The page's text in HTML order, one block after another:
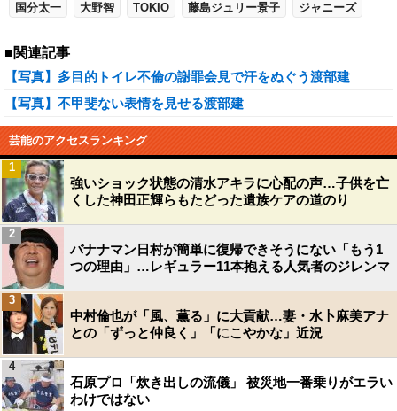
国分太一 大野智 TOKIO 藤島ジュリー景子 ジャニーズ
■関連記事
【写真】多目的トイレ不倫の謝罪会見で汗をぬぐう渡部建
【写真】不甲斐ない表情を見せる渡部建
芸能のアクセスランキング
強いショック状態の清水アキラに心配の声…子供を亡
くした神田正輝らもたどった遺族ケアの道のり
1
バナナマン日村が簡単に復帰できそうにない「もう1
つの理由」…レギュラー11本抱える人気者のジレンマ
2
中村倫也が「風、薫る」に大貢献…妻・水卜麻美アナ
との「ずっと仲良く」「にこやかな」近況
3
石原プロ「炊き出しの流儀」 被災地一番乗りがエラい
わけではない
4